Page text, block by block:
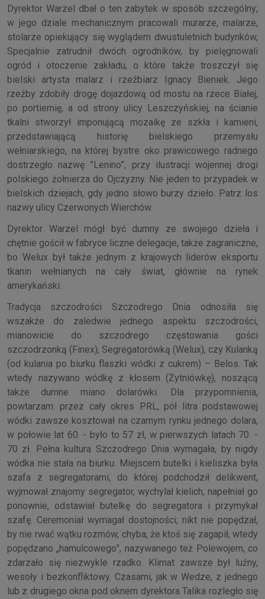
Dyrektor Warzel dbał o ten zabytek w sposób szczególny;
w jego dziale mechanicznym pracowali murarze, malarze,
stolarze opiekujący się wyglądem dwustuletnich budynków,
Specjalnie zatrudnił dwóch ogrodników, by pielęgnowali
ogród i otoczenie zakładu, o które także troszczył się
bielski artysta malarz i rzeźbiarz Ignacy Bieniek. Jego
rzeźby zdobiły drogę dojazdową od mostu na rzece Białej,
po portiernię, a od strony ulicy Leszczyńskiej, na ścianie
tkalni stworzył imponującą mozaikę ze szkła i kamieni,
przedstawiającą historię bielskiego przemysłu
wełniarskiego, na której bystre oko prawicowego radnego
dostrzegło nazwę ”Lenino”, przy ilustracji wojennej drogi
polskiego żołnierza do Ojczyzny. Nie jeden to przypadek w
bielskich dziejach, gdy jedno słowo burzy dzieło. Patrz los
nazwy ulicy Czerwonych Wierchów.
Dyrektor Warzel mógł być dumny ze swojego dzieła i
chętnie gościł w fabryce liczne delegacje, także zagraniczne,
bo Welux był także jednym z krajowych liderów eksportu
tkanin wełnianych na cały świat, głównie na rynek
amerykański.
Tradycja szczodrości Szczodrego Dnia odnosiła się
wszakże do zaledwie jednego aspektu szczodrości,
mianowicie do szczodrego częstowania gości
szczodrzonką (Finex), Segregatorówką (Welux), czy Kulanką
(od kulania po biurku flaszki wódki z cukrem) – Belos. Tak
wtedy nazywano wódkę z kłosem (Żytniówkę), noszącą
także dumne miano dolarówki. Dla przypomnienia,
powtarzam: przez cały okres PRL, pół litra podstawowej
wódki zawsze kosztował na czarnym rynku jednego dolara,
w połowie lat 60. - było to 57 zł, w pierwszych latach 70. -
70 zł. Pełna kultura Szczodrego Dnia wymagała, by nigdy
wódka nie stała na biurku. Miejscem butelki i kieliszka była
szafa z segregatorami, do której podchodził delikwent,
wyjmował znajomy segregator, wychylał kielich, napełniał go
ponownie, odstawiał butelkę do segregatora i przymykał
szafę. Ceremoniał wymagał dostojności; nikt nie popędzał,
by nie rwać wątku rozmów, chyba, że ktoś się zagapił, wtedy
popędzano „hamulcowego”, nazywanego też Polewojem, co
zdarzało się niezwykle rzadko. Klimat zawsze był luźny,
wesoły i bezkonfliktowy. Czasami, jak w Wedze, z jednego
lub z drugiego okna pod oknem dyrektora Talika rozległo się